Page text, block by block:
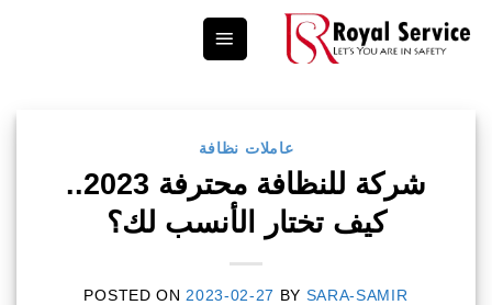
عاملات نظافة
شركة للنظافة محترفة 2023..
كيف تختار الأنسب لك؟
POSTED ON 2023-02-27 BY SARA-SAMIR